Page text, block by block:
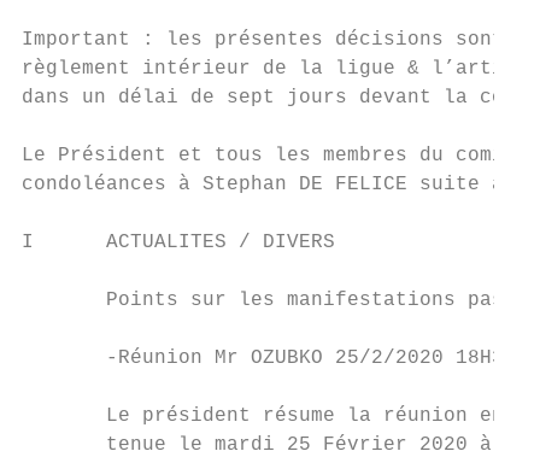
Important : les présentes décisions sont
règlement intérieur de la ligue &
dans un délai de sept jours devant la
Le Président et tous les membres du
condoléances à Stephan DE FELICE suite au
I      ACTUALITES / DIVERS
Points sur les manifestations
-Réunion Mr OZUBKO 25/2/2020 18H30
Le président résume la réunion en
tenue le mardi 25 Février 2020 à